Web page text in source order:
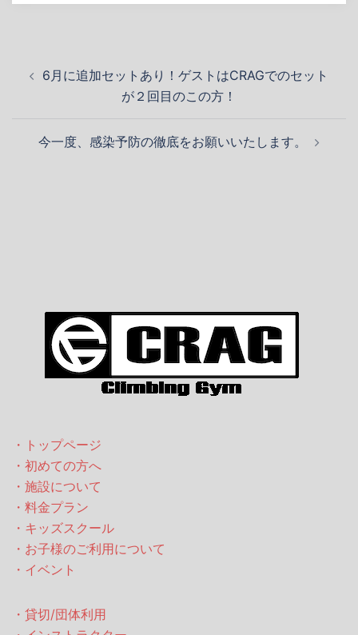
稿
6月に追加セットあり！ゲストはCRAGでのセット
が２回目のこの方！
今一度、感染予防の徹底をお願いいたします。
・トップページ
・初めての方へ
・施設について
・料金プラン
・キッズスクール
・お子様のご利用について
・イベント
・貸切/団体利用